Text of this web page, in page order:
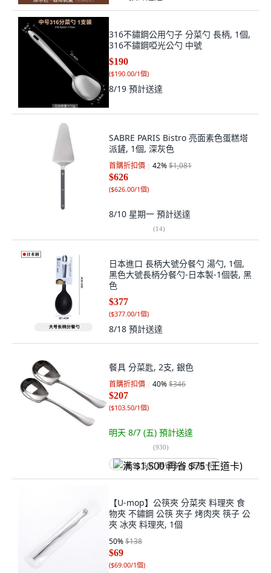
316不鏽鋼公用勺子 分菜勺 長柄, 1個,
316不鏽鋼啞光公勺 中號
$190
($190.00/1個)
8/19 預計送達
SABRE PARIS Bistro 亮面素色蛋糕塔
派鏟, 1個, 深灰色
首購折扣價 42%$1,081
$626
($626.00/1個)
8/10 星期一 預計送達
(14)
日本進口 長柄大號分餐勺 湯勺, 1個,
黑色大號長柄分餐勺-日本製-1個裝, 黑
色
$377
($377.00/1個)
8/18 預計送達
餐具 分菜匙, 2支, 銀色
首購折扣價 40%$346
$207
($103.50/1個)
明天 8/7 (五) 預計送達
(930)
满 $1,500 再省 $75 (王道卡)
【U-mop】公筷夾 分菜夾 料理夾 食
物夾 不鏽鋼 公筷 夾子 烤肉夾 筷子 公
夾 冰夾 料理夾, 1個
50%$138
$69
($69.00/1個)